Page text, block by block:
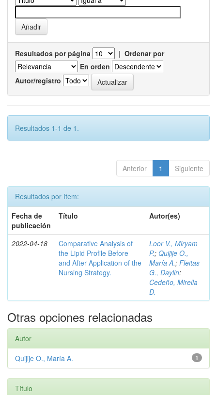
Resultados por página | Ordenar por
En orden
Autor/registro
Resultados 1-1 de 1.
Anterior 1 Siguiente
Resultados por ítem:
Fecha de
publicación
Título Autor(es)
2022-04-18
Comparative Analysis of
the Lipid Profile Before
and After Application of the
Nursing Strategy.
Loor V., Miryam
P.; Quijije O.,
María A.; Fleitas
G., Daylin;
Cedeño, Mirella
D.
Otras opciones relacionadas
Autor
1
Quijije O., María A.
Título